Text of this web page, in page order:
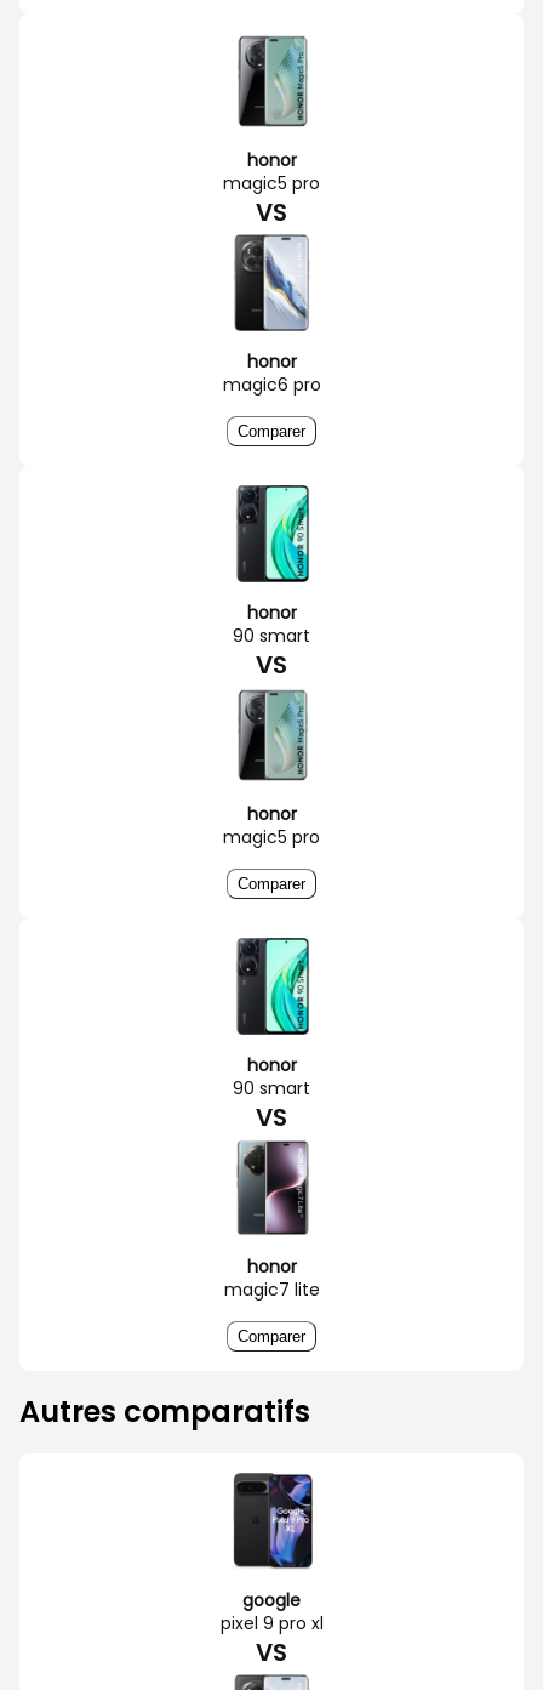
honor
magic5 pro
VS
honor
magic6 pro
Comparer
honor
90 smart
VS
honor
magic5 pro
Comparer
honor
90 smart
VS
honor
magic7 lite
Comparer
Autres comparatifs
google
pixel 9 pro xl
VS